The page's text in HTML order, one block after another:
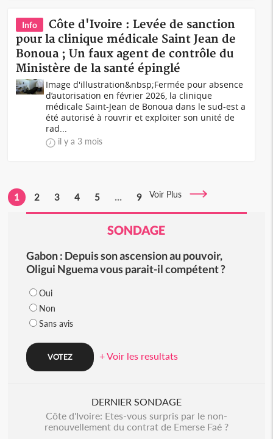
Info
Côte d'Ivoire : Levée de sanction
pour la clinique médicale Saint Jean de
Bonoua ; Un faux agent de contrôle du
Ministère de la santé épinglé
Image d'illustration&nbsp;Fermée pour absence
d’autorisation en février 2026, la clinique
médicale Saint-Jean de Bonoua dans le sud-est a
été autorisé à rouvrir et exploiter son unité de
rad...
il y a 3 mois
1 2 3 4 5 ... 9 Voir Plus
SONDAGE
Gabon : Depuis son ascension au pouvoir,
Oligui Nguema vous parait-il compétent ?
Oui
Non
Sans avis
+ Voir les resultats
DERNIER SONDAGE
Côte d'Ivoire: Etes-vous surpris par le non-
renouvellement du contrat de Emerse Faé ?